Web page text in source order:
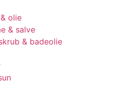
olie
& salve
& badeolie